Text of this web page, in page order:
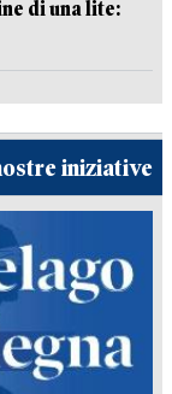
di una lite:
iniziative